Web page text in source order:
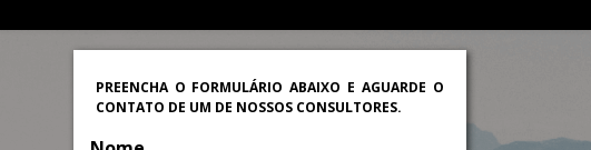
PREENCHA O FORMULÁRIO ABAIXO E AGUARDE O
CONTATO DE UM DE NOSSOS CONSULTORES.